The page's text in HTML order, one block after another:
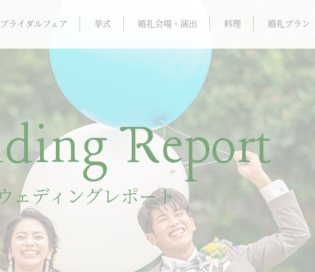
ブライダルフェア 挙式 婚礼会場・演出 料理 婚礼プラン
Report
ェディングレポート